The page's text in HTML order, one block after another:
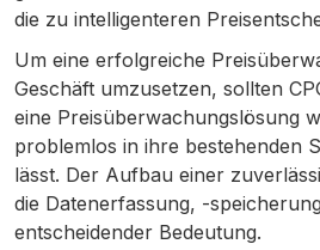
die zu intelligenteren
Um eine erfolgreiche
Geschäft umzusetzen, sollten
eine Preisüberwachungslösung
problemlos in ihre bestehenden
lässt. Der Aufbau einer
die Datenerfassung, -
entscheidender Bedeutung.